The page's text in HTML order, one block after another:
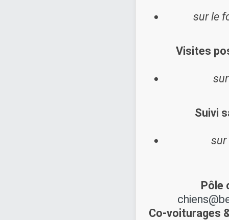
sur le
Visites
Suivi
sur
Pôle
Co-voiturages